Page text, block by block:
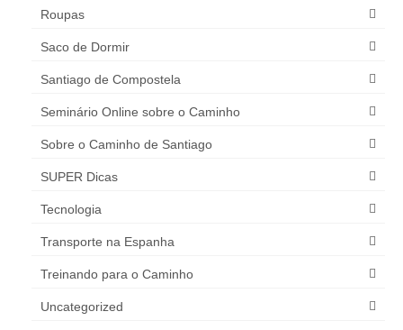
Roupas
Saco de Dormir
Santiago de Compostela
Seminário Online sobre o Caminho
Sobre o Caminho de Santiago
SUPER Dicas
Tecnologia
Transporte na Espanha
Treinando para o Caminho
Uncategorized